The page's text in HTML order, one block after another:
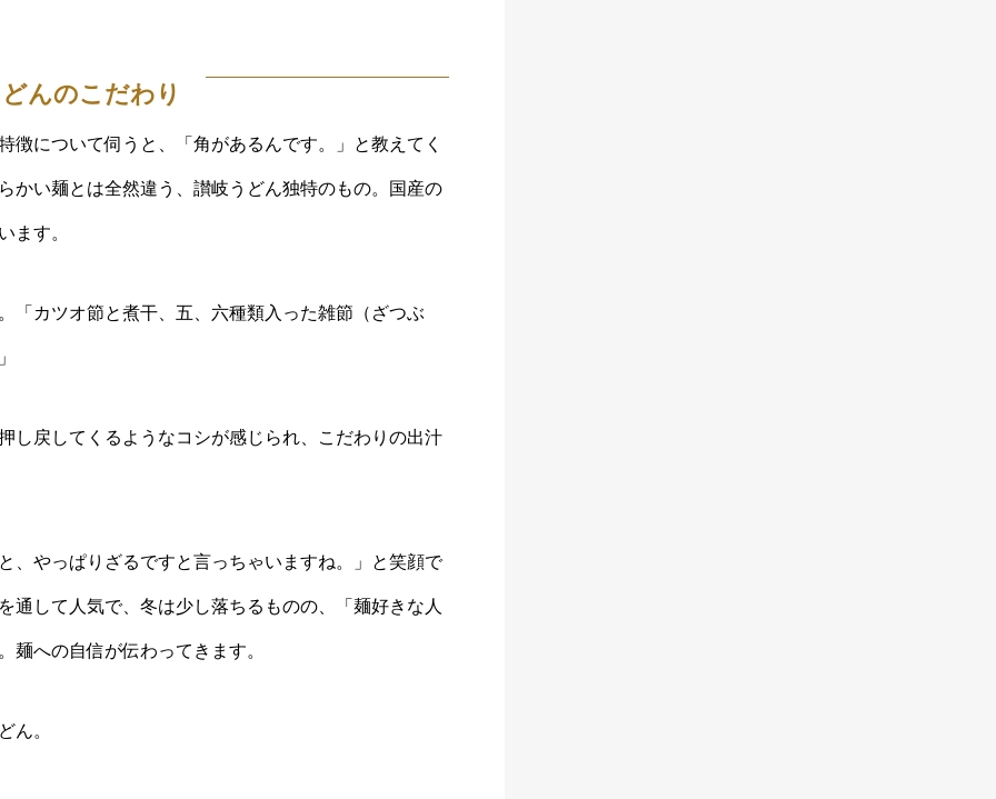
んのこだわり
徴について伺うと、「角があるんです。」と教えてく
かい麺とは全然違う、讃岐うどん独特のもの。国産の
ます。
「カツオ節と煮干、五、六種類入った雑節（ざつぶ
し戻してくるようなコシが感じられ、こだわりの出汁
、やっぱりざるですと言っちゃいますね。」と笑顔で
通して人気で、冬は少し落ちるものの、「麺好きな人
麺への自信が伝わってきます。
ん。